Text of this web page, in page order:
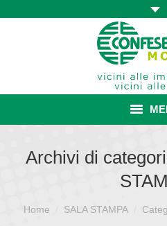
ASSOCIAZIONE
ISCRIZIONE E
Archivi di
Sei qui:
Home SALA STAMPA